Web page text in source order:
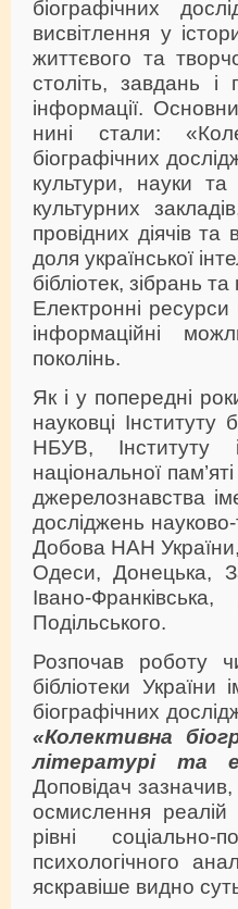
біографічних
висвітлення у
життєвого та
століть, завдань і
інформації.
нині стали:
біографічних
культури, науки та
культурних
провідних діячів
доля української
бібліотек, зібрань
Електронні ресурси
інформаційні
поколінь.
Як і у попередні
науковці Інституту
НБУВ, Інституту
національної
джерелознавства
досліджень науково-
Добова НАН
Одеси, Донецька,
Івано-
Подільського.
Розпочав роботу
бібліотеки
біографічних
«Колективна
літературі та
Доповідач
осмислення реалій
рівні соціально-
психологічного
яскравіше видно